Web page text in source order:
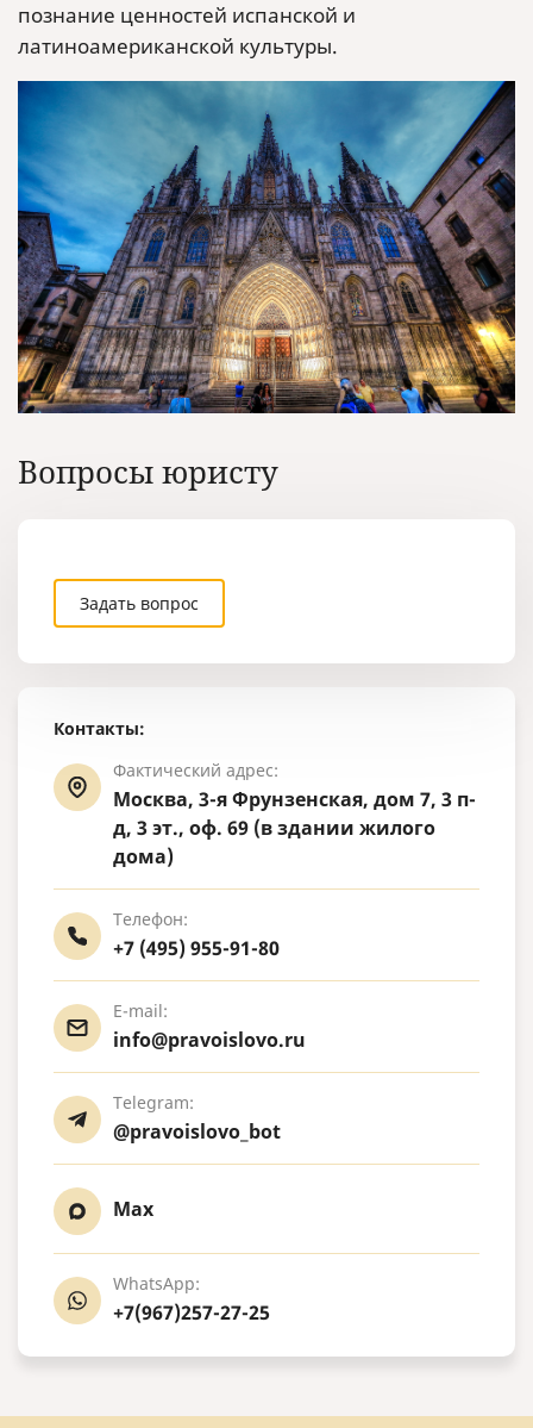
Контакты:
Фактический адрес:
Москва, 3-я Фрунзенская, дом 7, 3 п-
д, 3 эт., оф. 69 (в здании жилого
дома)
Телефон:
+7 (495) 955-91-80
E-mail:
info@pravoislovo.ru
Telegram:
@pravoislovo_bot
Max
WhatsApp:
+7(967)257-27-25
познание ценностей испанской и
латиноамериканской культуры.
Вопросы юристу
Задать вопрос